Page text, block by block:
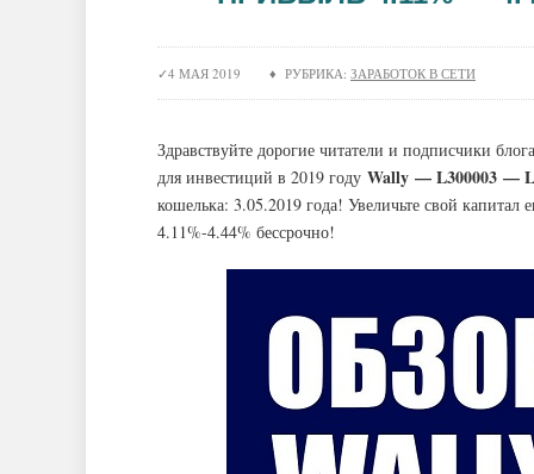
4 МАЯ 2019 ♦ РУБРИКА: ЗАРАБОТОК В СЕТИ
Здравствуйте дорогие читатели и подписчики
для инвестиций в 2019 году Wally — L300003 —
кошелька: 3.05.2019 года! Увеличьте свой капитал
4.11%-4.44% бессрочно!